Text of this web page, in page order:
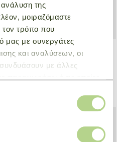
της
μοιραζόμαστε
τρόπο που
μας με συνεργάτες
και αναλύσεων, οι
με άλλες
Shoulder bag M Le Pliage